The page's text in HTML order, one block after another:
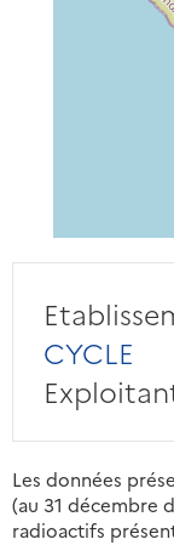
CYCLE
Les données
(au 31 décembre
radioactifs